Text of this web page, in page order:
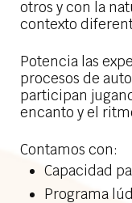
otros y con la
contexto
Potencia las
procesos de
participan
encanto y el
Contamos con:
Capacidad
Programa